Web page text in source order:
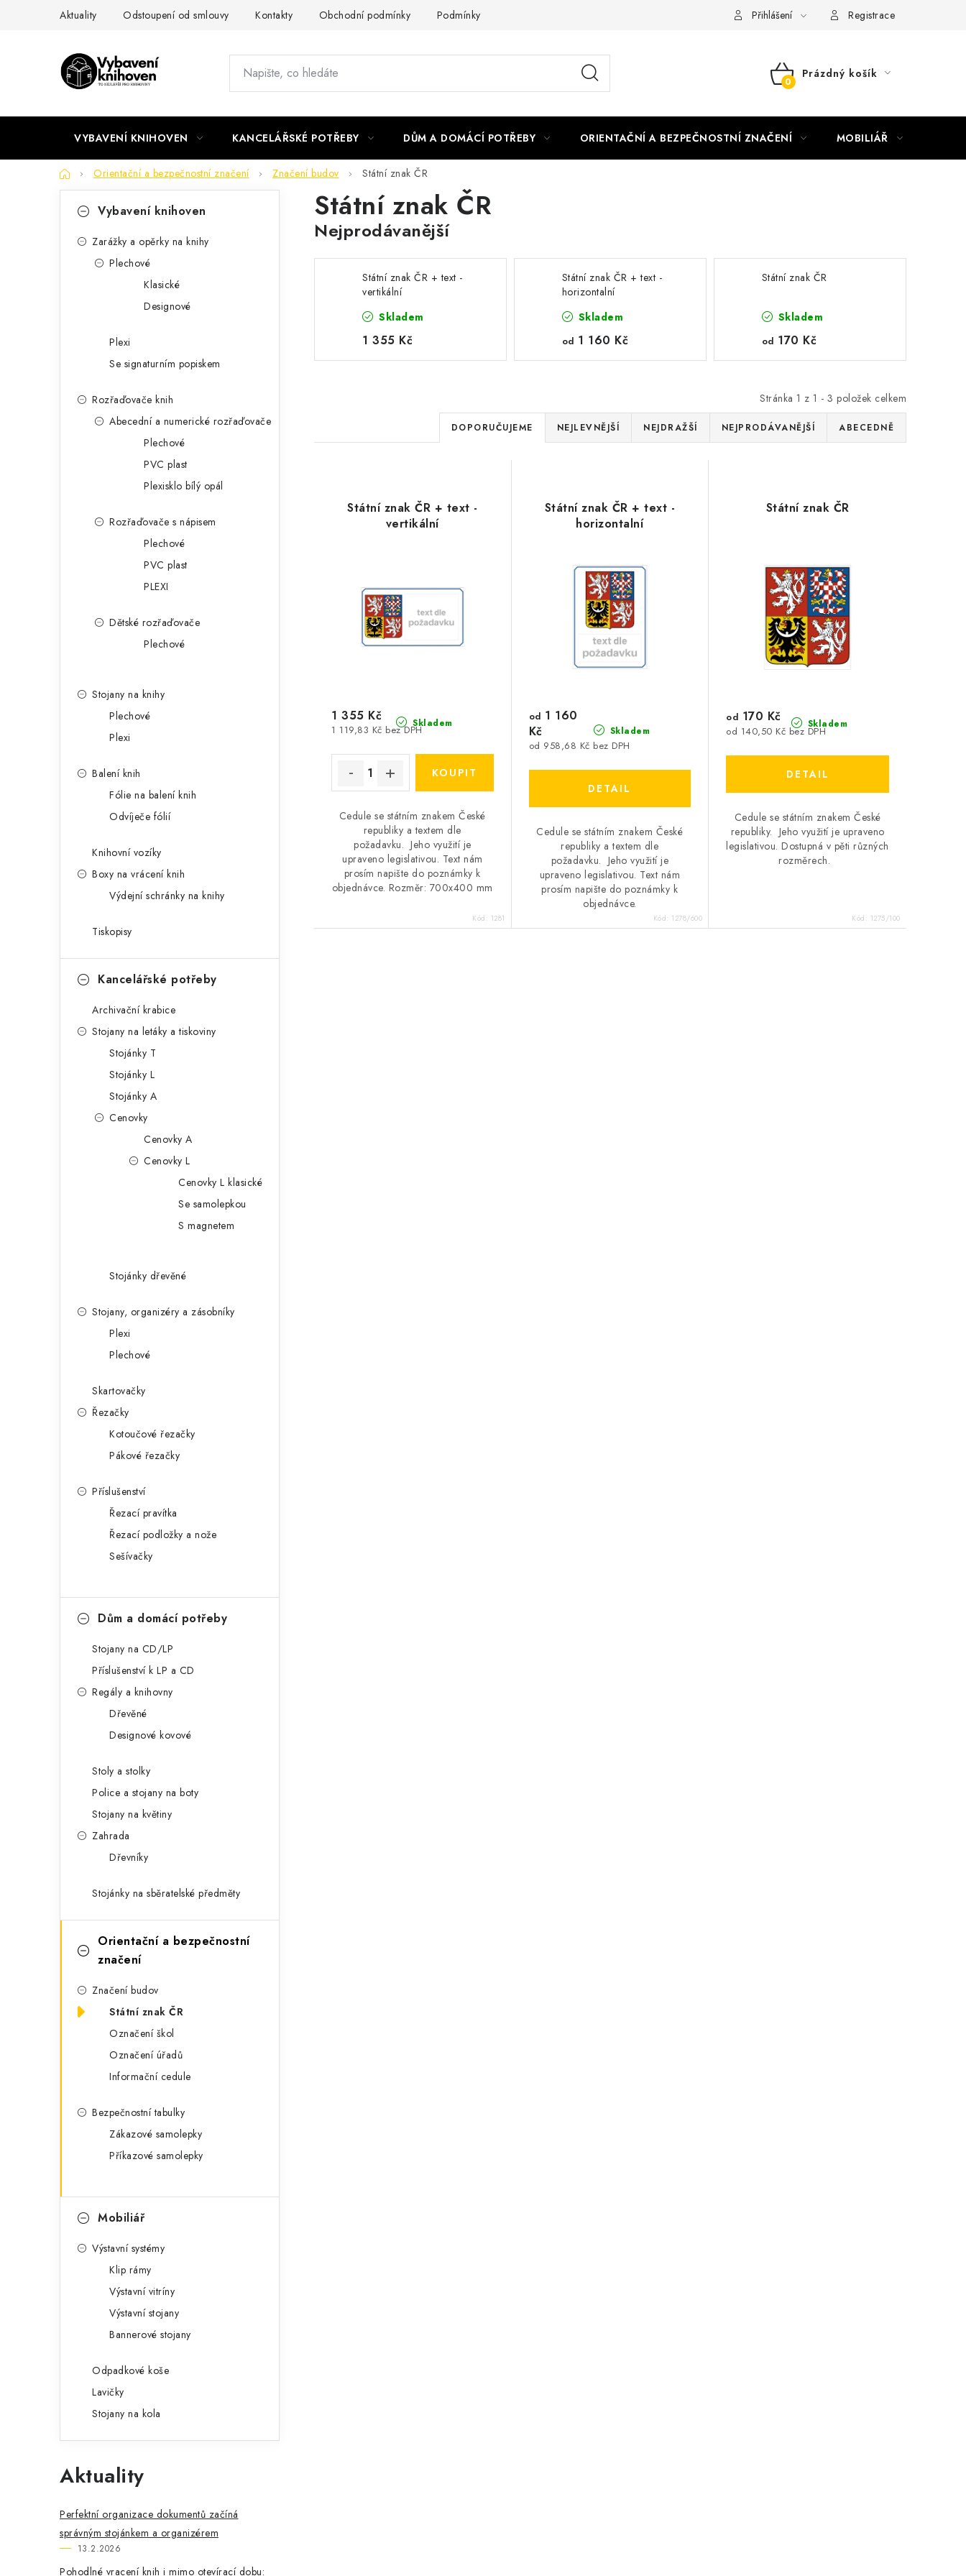
Aktuality Odstoupení od smlouvy Kontakty Obchodní podmínky Podmínky ochrany osobních údajů Nepřebraná dobírka
Přihlášení Registrace
NÁKUPNÍ
Prázdný košík
VYBAVENÍ KNIHOVEN KANCELÁŘSKÉ POTŘEBY DŮM A DOMÁCÍ POTŘEBY ORIENTAČNÍ A BEZPEČNOSTNÍ ZNAČENÍ MOBILIÁŘ
DomůOrientační a bezpečnostní značení Značení budov Státní znak ČR
kategorieVybavení knihoven
Zarážky a opěrky na knihy
Plechové
Klasické
Designové
Plexi
Se signaturním popiskem
Rozřaďovače knih
Abecední a numerické rozřaďovače
Plechové
PVC plast
Plexisklo bílý opál
Rozřaďovače s nápisem
Plechové
PVC plast
PLEXI
Dětské rozřaďovače
Plechové
Stojany na knihy
Plechové
Plexi
Balení knih
Fólie na balení knih
Odvíječe fólií
Knihovní vozíky
Boxy na vrácení knih
Výdejní schránky na knihy
Tiskopisy
Kancelářské potřeby
Archivační krabice
Stojany na letáky a tiskoviny
Stojánky T
Stojánky L
Stojánky A
Cenovky
Cenovky A
Cenovky L
Cenovky L klasické
Se samolepkou
S magnetem
Stojánky dřevěné
Stojany, organizéry a zásobníky
Plexi
Plechové
Skartovačky
Řezačky
Kotoučové řezačky
Pákové řezačky
Příslušenství
Řezací pravítka
Řezací podložky a nože
Sešívačky
Dům a domácí potřeby
Stojany na CD/LP
Příslušenství k LP a CD
Regály a knihovny
Dřevěné
Designové kovové
Stoly a stolky
Police a stojany na boty
Stojany na květiny
Zahrada
Dřevníky
Stojánky na sběratelské předměty
Orientační a bezpečnostní
značení
Značení budov
Státní znak ČR
Označení škol
Označení úřadů
Informační cedule
Bezpečnostní tabulky
Zákazové samolepky
Příkazové samolepky
Mobiliář
Výstavní systémy
Klip rámy
Výstavní vitríny
Výstavní stojany
Bannerové stojany
Odpadkové koše
Lavičky
Stojany na kola
Aktuality
Perfektní organizace dokumentů začíná
správným stojánkem a organizérem
13.2.2026
Pohodlné vracení knih i mimo otevírací dobu:
Státní znak ČR
Nejprodávanější
Státní znak ČR + text -
vertikální
Skladem
1 355 Kč
Státní znak ČR + text -
horizontalní
Skladem
od 1 160 Kč
Státní znak ČR
Skladem
od 170 Kč
Stránka 1 z 1 - 3 položek celkem
Ř
a
e
p
r
o
k
t
ů
DOPORUČUJEME NEJLEVNĚJŠÍ NEJDRAŽŠÍ NEJPRODÁVANĚJŠÍ ABECEDNĚ
Státní znak ČR + text -
vertikální
Skladem
1 119,83 Kč bez DPH
1 355 Kč
Cedule se státním znakem České
republiky a textem dle
požadavku. Jeho využití je
upraveno legislativou. Text nám
prosím napište do poznámky k
objednávce. Rozměr: 700x400 mm
Kód: 1281
Státní znak ČR + text -
horizontalní
Skladem
od 958,68 Kč bez DPH
od 1 160
Kč
Cedule se státním znakem České
republiky a textem dle
požadavku. Jeho využití je
upraveno legislativou. Text nám
prosím napište do poznámky k
objednávce.
Kód: 1278/600
Státní znak ČR
Skladem
od 140,50 Kč bez DPH
od 170 Kč
Cedule se státním znakem České
republiky. Jeho využití je upraveno
legislativou. Dostupná v pěti různých
rozměrech.
Kód: 1275/100